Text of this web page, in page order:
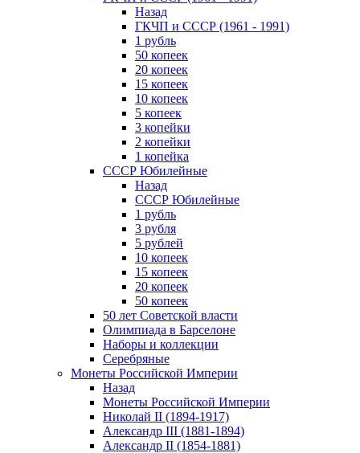
Назад
ГКЧП и СССР (1961 - 1991)
1 рубль
50 копеек
20 копеек
15 копеек
10 копеек
5 копеек
3 копейки
2 копейки
1 копейка
СССР Юбилейные
Назад
СССР Юбилейные
1 рубль
3 рубля
5 рублей
10 копеек
15 копеек
20 копеек
50 копеек
50 лет Советской власти
Олимпиада в Барселоне
Наборы и коллекции
Серебряные
Монеты Российской Империи
Назад
Монеты Российской Империи
Николай II (1894-1917)
Александр III (1881-1894)
Александр II (1854-1881)